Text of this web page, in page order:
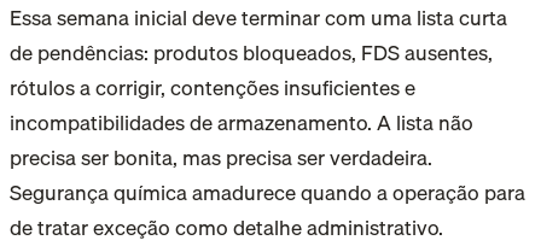
Essa semana inicial deve terminar com uma lista curta
de pendências: produtos bloqueados, FDS ausentes,
rótulos a corrigir, contenções insuficientes e
incompatibilidades de armazenamento. A lista não
precisa ser bonita, mas precisa ser verdadeira.
Segurança química amadurece quando a operação para
de tratar exceção como detalhe administrativo.